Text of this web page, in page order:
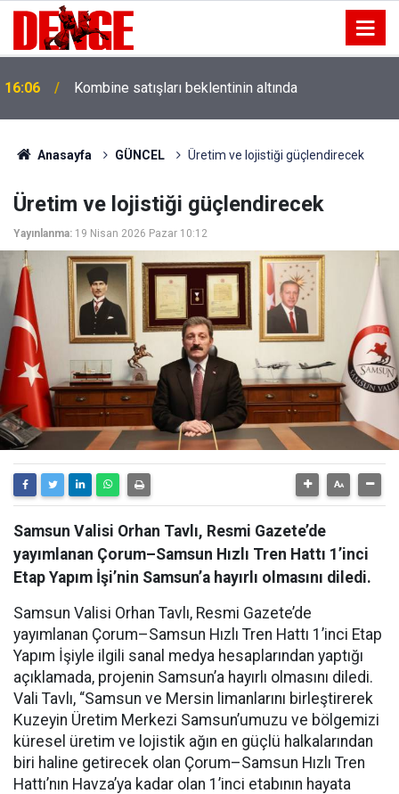
16:06 Kombine satışları beklentinin altında
Anasayfa GÜNCEL Üretim ve lojistiği güçlendirecek
Üretim ve lojistiği güçlendirecek
Yayınlanma: 19 Nisan 2026 Pazar 10:12
Samsun Valisi Orhan Tavlı, Resmi Gazete’de
yayımlanan Çorum–Samsun Hızlı Tren Hattı 1’inci
Etap Yapım İşi’nin Samsun’a hayırlı olmasını diledi.
Samsun Valisi Orhan Tavlı, Resmi Gazete’de
yayımlanan Çorum–Samsun Hızlı Tren Hattı 1’inci Etap
Yapım İşiyle ilgili sanal medya hesaplarından yaptığı
açıklamada, projenin Samsun’a hayırlı olmasını diledi.
Vali Tavlı, “Samsun ve Mersin limanlarını birleştirerek
Kuzeyin Üretim Merkezi Samsun’umuzu ve bölgemizi
küresel üretim ve lojistik ağın en güçlü halkalarından
biri haline getirecek olan Çorum–Samsun Hızlı Tren
Hattı’nın Havza’ya kadar olan 1’inci etabının hayata